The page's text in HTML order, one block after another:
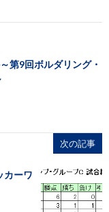
第9回ボルダリング・
次の記事
カーワ